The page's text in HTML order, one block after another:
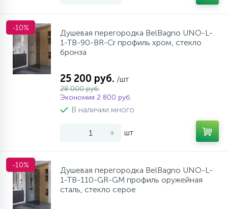
-10%
Душевая перегородка BelBagno UNO-L-
1-TB-90-BR-Cr профиль хром, стекло
бронза
25 200 руб. /шт
28 000 руб.
Экономия 2 800 руб.
В наличии много
- + шт
-10%
Душевая перегородка BelBagno UNO-L-
1-TB-110-GR-GM профиль оружейная
сталь, стекло серое